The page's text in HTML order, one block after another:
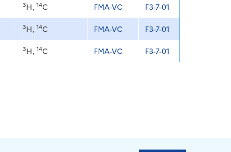
3H, 14C FMA-VC F3-7-01
3H, 14C FMA-VC F3-7-01
3H, 14C FMA-VC F3-7-01